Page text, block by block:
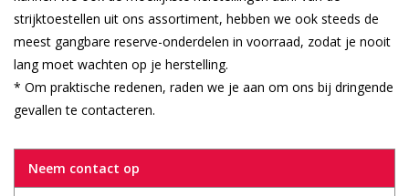
strijktoestellen uit ons assortiment, hebben we ook steeds de
meest gangbare reserve-onderdelen in voorraad, zodat je nooit
lang moet wachten op je herstelling.
* Om praktische redenen, raden we je aan om ons bij dringende
gevallen te contacteren.
Neem contact op